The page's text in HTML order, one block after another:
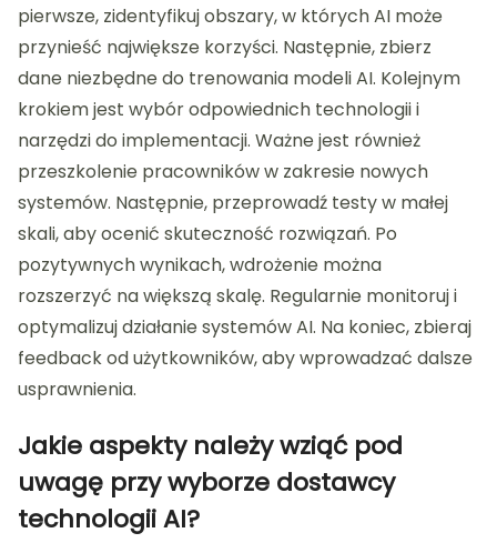
pierwsze, zidentyfikuj obszary, w których AI może
przynieść największe korzyści. Następnie, zbierz
dane niezbędne do trenowania modeli AI. Kolejnym
krokiem jest wybór odpowiednich technologii i
narzędzi do implementacji. Ważne jest również
przeszkolenie pracowników w zakresie nowych
systemów. Następnie, przeprowadź testy w małej
skali, aby ocenić skuteczność rozwiązań. Po
pozytywnych wynikach, wdrożenie można
rozszerzyć na większą skalę. Regularnie monitoruj i
optymalizuj działanie systemów AI. Na koniec, zbieraj
feedback od użytkowników, aby wprowadzać dalsze
usprawnienia.
Jakie aspekty należy wziąć pod
uwagę przy wyborze dostawcy
technologii AI?